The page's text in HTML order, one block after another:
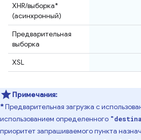
XHR/выборка*
(асинхронный)
Предварительная
выборка
XSL
Примечания:
*Предварительная загрузка с
использованием определенного
приоритет запрашиваемого пункта